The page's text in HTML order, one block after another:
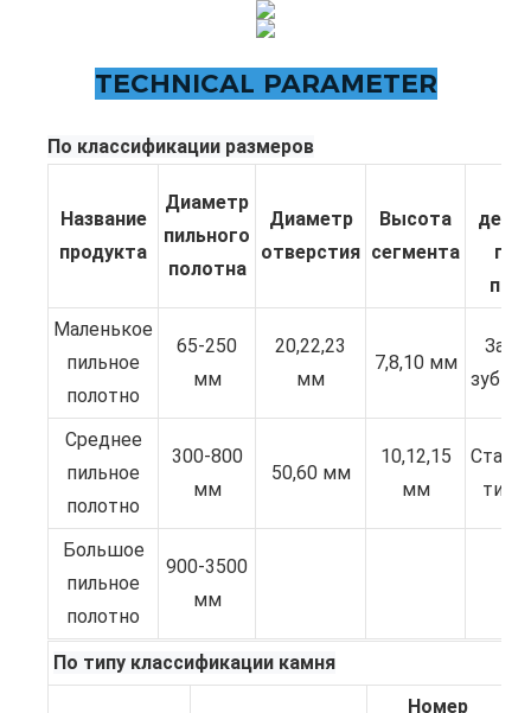
TECHNICAL PARAMETER
По классификации размеров
Название
продукта
Диаметр
пильного
полотна
Диаметр
отверстия
Высота
сегмента
Маленькое
пильное
полотно
65-250
мм
20,22,23
мм
7,8,10 мм
зуб
Среднее
пильное
полотно
300-800
мм
50,60 мм
10,12,15
мм
тип
Большое
пильное
полотно
900-3500
мм
По типу классификации камня
Номер